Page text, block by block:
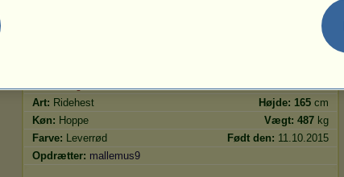
27.94
Art: Ridehest Højde: 165 cm
Køn: Hoppe Vægt: 487 kg
Farve: Leverrød Født den: 11.10.2015
Opdrætter: mallemus9